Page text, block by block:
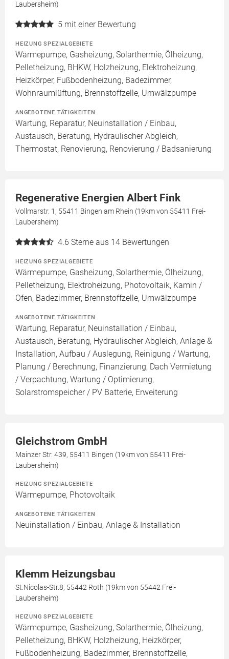
Laubersheim)
5 mit einer Bewertung
HEIZUNG SPEZIALGEBIETE
Wärmepumpe, Gasheizung, Solarthermie, Ölheizung,
Pelletheizung, BHKW, Holzheizung, Elektroheizung,
Heizkörper, Fußbodenheizung, Badezimmer,
Wohnraumlüftung, Brennstoffzelle, Umwälzpumpe
ANGEBOTENE TÄTIGKEITEN
Wartung, Reparatur, Neuinstallation / Einbau,
Austausch, Beratung, Hydraulischer Abgleich,
Thermostat, Renovierung, Renovierung / Badsanierung
Regenerative Energien Albert Fink
Vollmarstr. 1, 55411 Bingen am Rhein (19km von 55411 Frei-
Laubersheim)
4.6 Sterne aus 14 Bewertungen
HEIZUNG SPEZIALGEBIETE
Wärmepumpe, Gasheizung, Solarthermie, Ölheizung,
Pelletheizung, Elektroheizung, Photovoltaik, Kamin /
Ofen, Badezimmer, Brennstoffzelle, Umwälzpumpe
ANGEBOTENE TÄTIGKEITEN
Wartung, Reparatur, Neuinstallation / Einbau,
Austausch, Beratung, Hydraulischer Abgleich, Anlage &
Installation, Aufbau / Auslegung, Reinigung / Wartung,
Planung / Berechnung, Finanzierung, Dach Vermietung
/ Verpachtung, Wartung / Optimierung,
Solarstromspeicher / PV Batterie, Erweiterung
Gleichstrom GmbH
Mainzer Str. 439, 55411 Bingen (19km von 55411 Frei-
Laubersheim)
HEIZUNG SPEZIALGEBIETE
Wärmepumpe, Photovoltaik
ANGEBOTENE TÄTIGKEITEN
Neuinstallation / Einbau, Anlage & Installation
Klemm Heizungsbau
St.Nicolas-Str.8, 55442 Roth (19km von 55442 Frei-
Laubersheim)
HEIZUNG SPEZIALGEBIETE
Wärmepumpe, Gasheizung, Solarthermie, Ölheizung,
Pelletheizung, BHKW, Holzheizung, Heizkörper,
Fußbodenheizung, Badezimmer, Brennstoffzelle,